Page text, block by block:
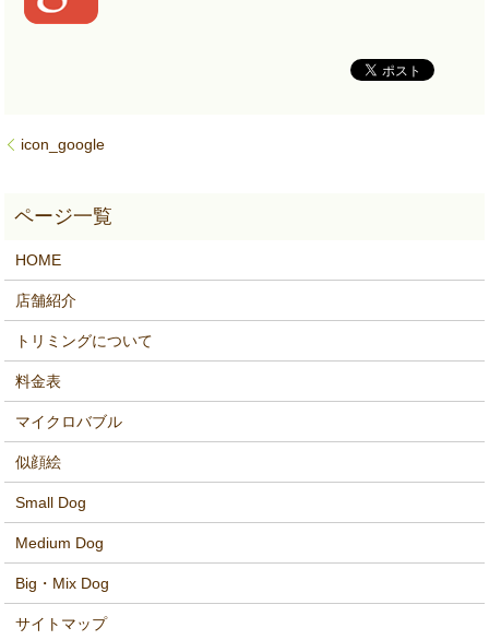
icon_google
HOME
店舗紹介
トリミングについて
料金表
マイクロバブル
似顔絵
Small Dog
Medium Dog
Big・Mix Dog
サイトマップ